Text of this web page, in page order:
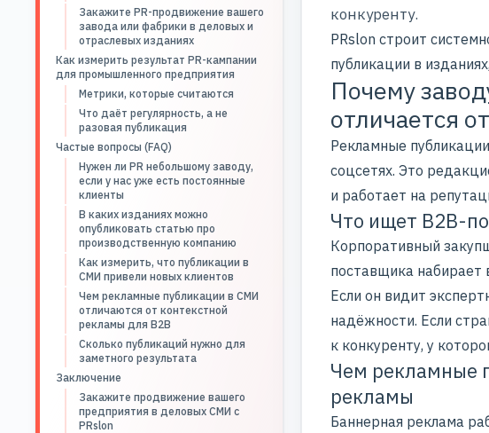
Закажите PR-продвижение вашего
завода или фабрики в деловых и
отраслевых изданиях
Как измерить результат PR-кампании
для промышленного предприятия
Метрики, которые считаются
Что даёт регулярность, а не
разовая публикация
Частые вопросы (FAQ)
Нужен ли PR небольшому заводу,
если у нас уже есть постоянные
клиенты
В каких изданиях можно
опубликовать статью про
производственную компанию
Как измерить, что публикации в
СМИ привели новых клиентов
Чем рекламные публикации в СМИ
отличаются от контекстной
рекламы для B2B
Сколько публикаций нужно для
заметного результата
Заключение
Закажите продвижение вашего
предприятия в деловых СМИ с
PRslon
конкуренту.
PRslon строит
публикации в
Почему
отличается
Рекламные
соцсетях. Это
и работает на
Что ищет B2B-
Корпоративный
поставщика набирает
Если он видит
надёжности. Если
к конкуренту, у
Чем рекламные
рекламы
Баннерная реклама